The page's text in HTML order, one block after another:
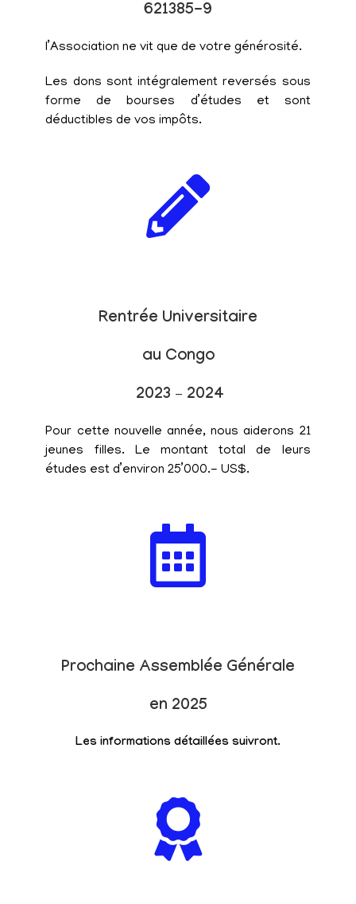
621385-9
l’Association ne vit que de votre générosité.
Les dons sont intégralement reversés sous
forme de bourses d’études et sont
déductibles de vos impôts.
Rentrée Universitaire
au Congo
2023 – 2024
Pour cette nouvelle année, nous aiderons 21
jeunes filles. Le montant total de leurs
études est d’environ 25’000.- US$.
Prochaine Assemblée Générale
en 2025
Les informations détaillées suivront.